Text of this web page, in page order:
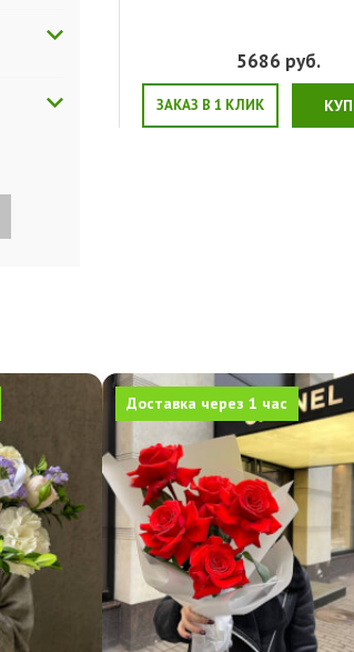
5686 руб.
ЗАКАЗ В 1 КЛИК
Доставка через 1 час